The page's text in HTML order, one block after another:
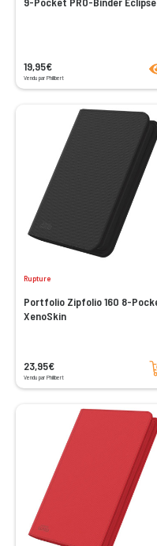
19,95€
Vendu par Philibert
Rupture
Portfolio Zipfolio 160 8-Pocket
XenoSkin
23,95€
Vendu par Philibert